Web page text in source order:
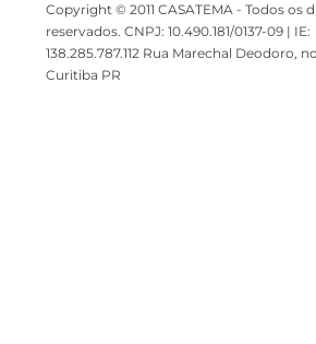
Copyright © 2011 CASATEMA - Todos os
reservados. CNPJ: 10.490.181/0137-09 | IE:
138.285.787.112 Rua Marechal Deodoro,
Curitiba PR